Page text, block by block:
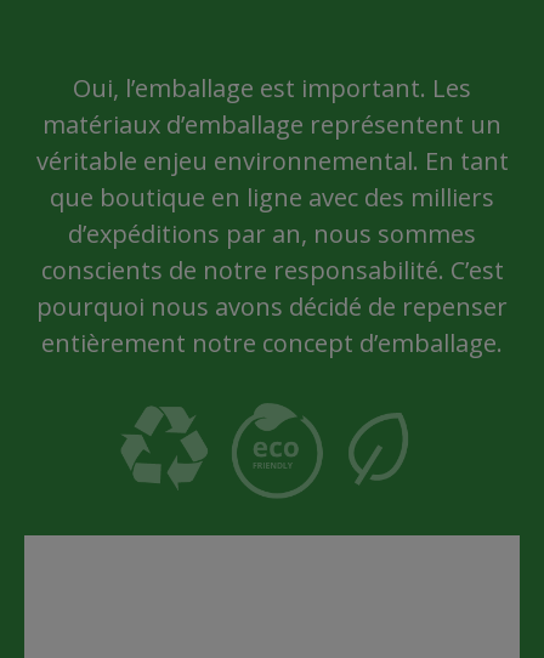
Oui, l’emballage est important. Les
matériaux d’emballage représentent un
véritable enjeu environnemental. En tant
que boutique en ligne avec des milliers
d’expéditions par an, nous sommes
conscients de notre responsabilité. C’est
pourquoi nous avons décidé de repenser
entièrement notre concept d’emballage.